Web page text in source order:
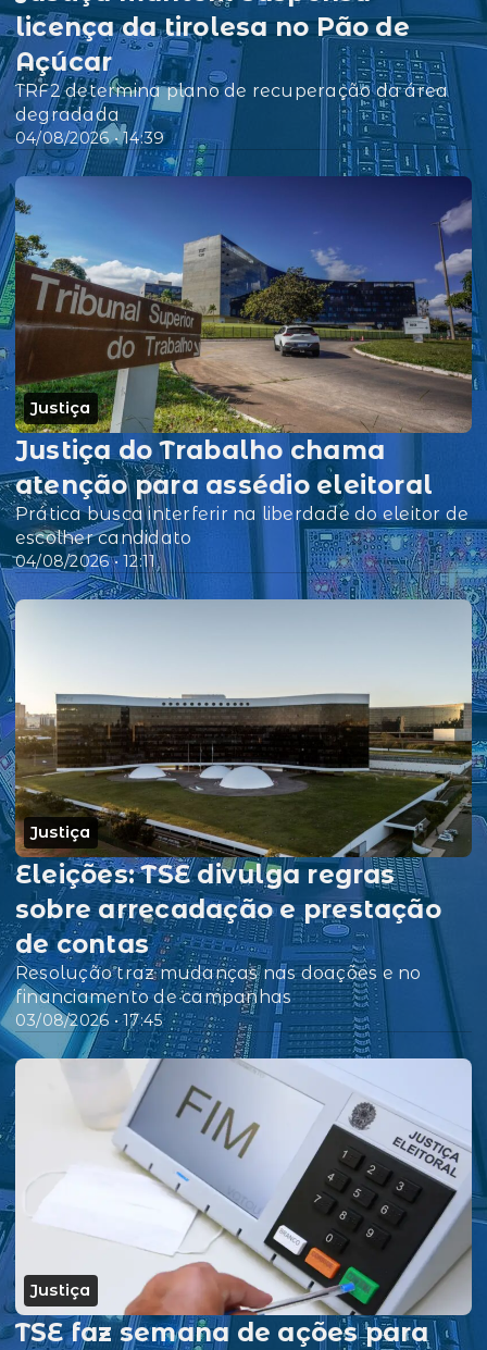
04/08/2026 • 14:39
licença da tirolesa no Pão de
Açúcar
TRF2 determina plano de recuperação da área
degradada
Justiça
04/08/2026 • 12:11
Justiça do Trabalho chama
atenção para assédio eleitoral
Prática busca interferir na liberdade do eleitor de
escolher candidato
Justiça
03/08/2026 • 17:45
Eleições: TSE divulga regras
sobre arrecadação e prestação
de contas
Resolução traz mudanças nas doações e no
financiamento de campanhas
Justiça
TSE faz semana de ações para